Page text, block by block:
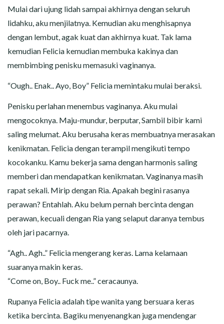
Mulai dari ujung lidah sampai akhirnya dengan seluruh
lidahku, aku menjilatnya. Kemudian aku menghisapnya
dengan lembut, agak kuat dan akhirnya kuat. Tak lama
kemudian Felicia kemudian membuka kakinya dan
membimbing penisku memasuki vaginanya.
“Ough.. Enak.. Ayo, Boy” Felicia memintaku mulai beraksi.
Penisku perlahan menembus vaginanya. Aku mulai
mengocoknya. Maju-mundur, berputar, Sambil bibir kami
saling melumat. Aku berusaha keras membuatnya merasakan
kenikmatan. Felicia dengan terampil mengikuti tempo
kocokanku. Kamu bekerja sama dengan harmonis saling
memberi dan mendapatkan kenikmatan. Vaginanya masih
rapat sekali. Mirip dengan Ria. Apakah begini rasanya
perawan? Entahlah. Aku belum pernah bercinta dengan
perawan, kecuali dengan Ria yang selaput daranya tembus
oleh jari pacarnya.
“Agh.. Agh..” Felicia mengerang keras. Lama kelamaan
suaranya makin keras.
“Come on, Boy.. Fuck me..” ceracaunya.
Rupanya Felicia adalah tipe wanita yang bersuara keras
ketika bercinta. Bagiku menyenangkan juga mendengar